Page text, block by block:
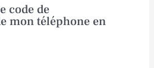
code de
mon téléphone en